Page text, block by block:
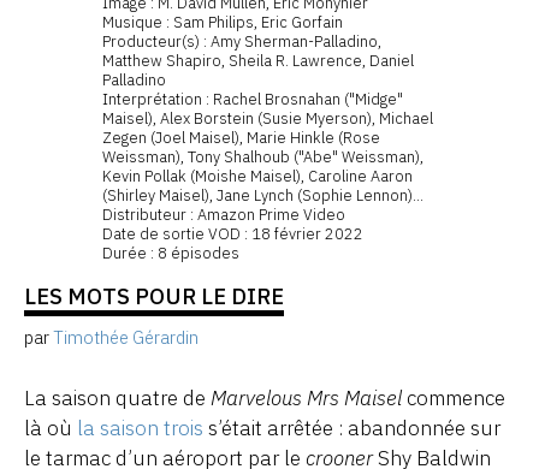
Musique : Sam Philips, Eric Gorfain
Producteur(s) : Amy Sherman-Palladino,
Matthew Shapiro, Sheila R. Lawrence, Daniel
Palladino
Interprétation : Rachel Brosnahan ("Midge"
Maisel), Alex Borstein (Susie Myerson), Michael
Zegen (Joel Maisel), Marie Hinkle (Rose
Weissman), Tony Shalhoub ("Abe" Weissman),
Kevin Pollak (Moishe Maisel), Caroline Aaron
(Shirley Maisel), Jane Lynch (Sophie Lennon)...
Distributeur : Amazon Prime Video
Date de sortie VOD : 18 février 2022
Durée : 8 épisodes
LES MOTS POUR LE DIRE
parTimothée Gérardin
La saison quatre de Marvelous Mrs Maisel commence
là où la saison trois s’était arrêtée : abandonnée sur
le tarmac d’un aéroport par le croonerShy Baldwin